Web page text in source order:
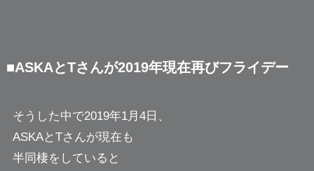
■ASKAとTさんが2019年現在再びフライデー
そうした中で2019年1月4日、
ASKAとTさんが現在も
半同棲をしていると